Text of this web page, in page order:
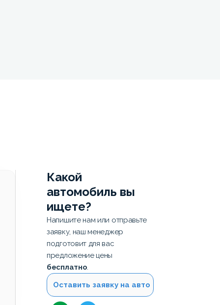
Какой
автомобиль вы
ищете?
Напишите нам или отправьте
заявку, наш менеджер
подготовит для вас
предложение цены
бесплатно.
Оставить заявку на авто